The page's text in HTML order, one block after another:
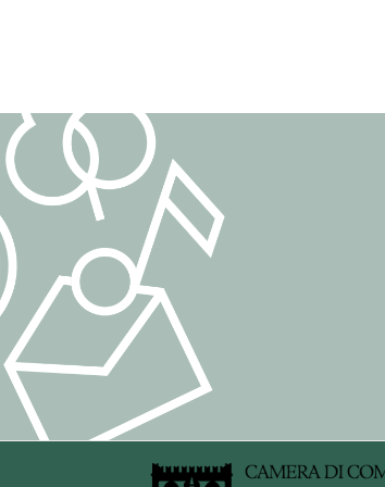
dati personali conferiti dall'interessato sono
l'iscrizione al servizio di newsletter del
comunicazioni informative relative alle
comunicazioni istituzionali del Comune di San
eventuali richieste di cancellazione dal
4. Base giuridica del trattamento
base giuridica del trattamento è il "consenso
a) del GDPR.
consenso può essere revocato in qualsiasi
effettuato prima della revoca.